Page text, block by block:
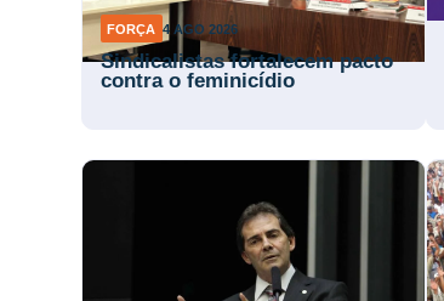
FORÇA 4 AGO 2026
Sindicalistas fortalecem pacto
contra o feminicídio